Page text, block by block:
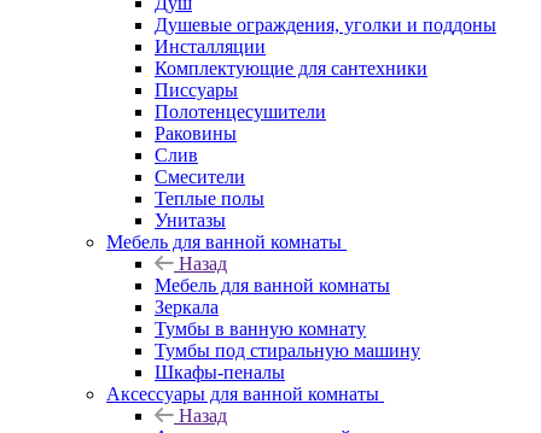
Душевые ограждения, уголки и поддоны
Инсталляции
Комплектующие для сантехники
Писсуары
Полотенцесушители
Раковины
Слив
Смесители
Теплые полы
Унитазы
Мебель для ванной комнаты
Назад
Мебель для ванной комнаты
Зеркала
Тумбы в ванную комнату
Тумбы под стиральную машину
Шкафы-пеналы
Аксессуары для ванной комнаты
Назад